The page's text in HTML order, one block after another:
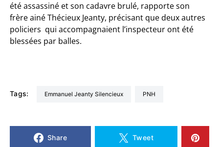
été assassiné et son cadavre brulé, rapporte son
frère ainé Thécieux Jeanty, précisant que deux autres
policiers qui accompagnaient l’inspecteur ont été
blessées par balles.
Tags: Emmanuel Jeanty Silencieux PNH
Share Tweet